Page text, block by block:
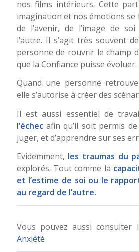
nos films intérieurs. Cette
imagination et nos émotions
de l’avenir, de l’image de
l’autre. Il s’agit très souvent
personne de rouvrir le champ
que la Confiance puisse évoluer.
Quand une personne
elle s’autorise à créer des
Il est aussi essentiel de
l’échecafin qu’il soit permis
juger, et d’apprendre sur ses
Evidemment, les traumas du
explorés. Tout comme la
et l’estime de soi ou le
au regard de l’autre.
Vous pouvez aussi
Anxiété